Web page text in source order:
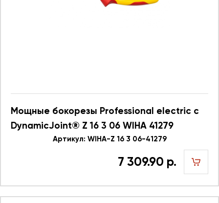
Мощные бокорезы Professional electric с
DynamicJoint® Z 16 3 06 WIHA 41279
Артикул: WIHA-Z 16 3 06-41279
7 309.90 р.